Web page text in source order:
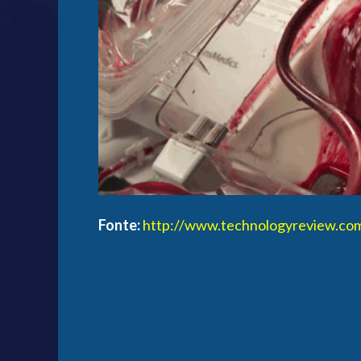
Fonte:http://